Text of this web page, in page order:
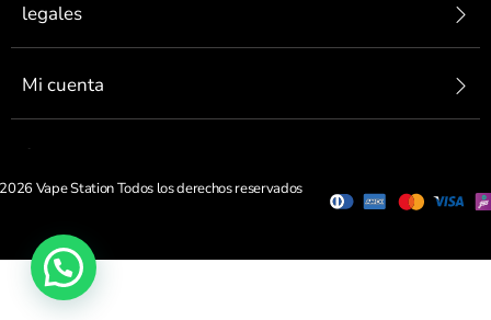
legales
Mi cuenta
Contactanos
Vape Station Todos los derechos reservados